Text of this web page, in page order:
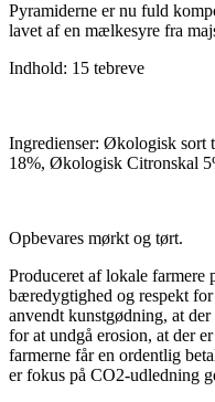
Pyramiderne er nu fuld
lavet af en mælkesyre fra
Indhold: 15 tebreve
Ingredienser: Økologisk sort
18%, Økologisk Citronskal
Opbevares mørkt og tørt.
Produceret af lokale farmere
bæredygtighed og respekt
anvendt kunstgødning, at
for at undgå erosion, at der
farmerne får en ordentlig
er fokus på CO2-udledning